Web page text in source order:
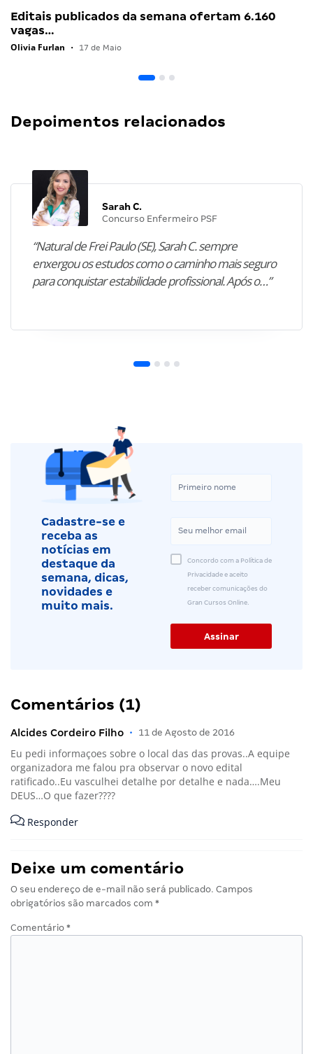
Editais publicados da semana ofertam 6.160
vagas…
Olivia Furlan • 17 de Maio
Depoimentos relacionados
Sarah C.
Concurso Enfermeiro PSF
“Natural de Frei Paulo (SE), Sarah C. sempre
enxergou os estudos como o caminho mais seguro
para conquistar estabilidade profissional. Após o…”
Cadastre-se e
receba as
notícias em
destaque da
semana, dicas,
novidades e
muito mais.
Concordo com a Política de
Privacidade e aceito
receber comunicações do
Gran Cursos Online.
Comentários (1)
Alcides Cordeiro Filho • 11 de Agosto de 2016
Eu pedi informaçoes sobre o local das das provas..A equipe
organizadora me falou pra observar o novo edital
ratificado..Eu vasculhei detalhe por detalhe e nada….Meu
DEUS…O que fazer????
Responder
Deixe um comentário
O seu endereço de e-mail não será publicado. Campos
obrigatórios são marcados com *
Comentário *